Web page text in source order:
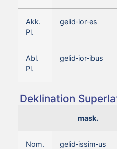
Akk.
Pl.
gelid‑ior‑es
Abl.
Pl.
gelid‑ior‑ibus
Deklination
mask.
Nom.
gelid‑issim‑us